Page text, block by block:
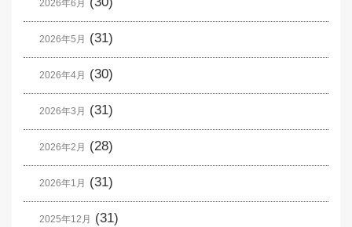
2026年6月
2026年5月 (31)
2026年4月 (30)
2026年3月 (31)
2026年2月 (28)
2026年1月 (31)
2025年12月 (31)